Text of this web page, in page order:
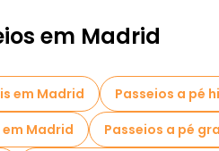
em Madrid
em Madrid Passeios a pé
Madrid
Passeios a pé